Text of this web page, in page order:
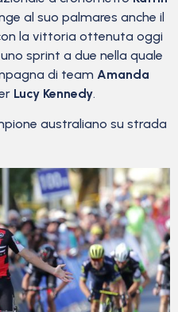
al suo palmares anche il
la vittoria ottenuta oggi
sprint a due nella quale
di team Amanda
Lucy Kennedy.
australiano su strada